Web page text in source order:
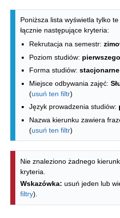
Lista kierunków -
Poniższa lista wyświetla tylko
łącznie następujące kryteria:
Rekrutacja na semestr:
Poziom studiów:
Forma studiów: stacjonarne
Miejsce odbywania zajęć:
(usuń ten filtr)
Język prowadzenia studiów:
Nazwa kierunku zawiera
(usuń ten filtr)
Nie znaleziono żadnego
kryteria.
Wskazówka: usuń jeden lub
filtry).